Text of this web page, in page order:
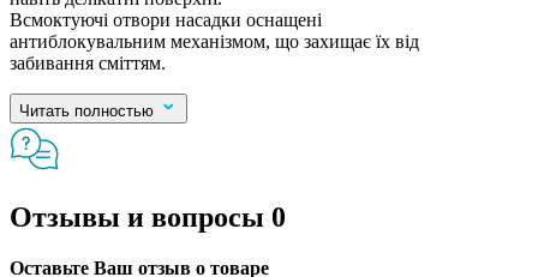
Всмоктуючі отвори насадки оснащені
антиблокувальним механізмом, що захищає їх від
забивання сміттям.
Читать полностью
Отзывы и вопросы 0
Оставьте Ваш отзыв о товаре